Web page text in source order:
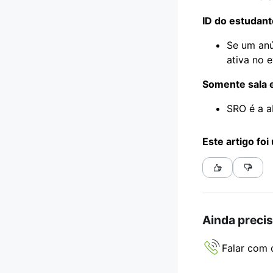
ID do
Se um
ativa no
Somente sala
SRO é a
Este artigo foi
Ainda
Falar com